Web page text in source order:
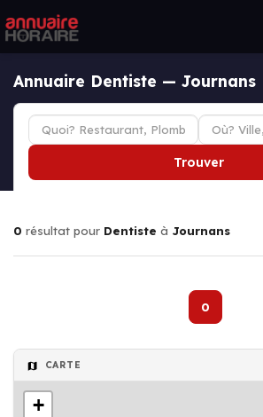
Annuaire Dentiste — Journans
Trouver
0 résultat pour Dentiste à Journans
0
CARTE
+